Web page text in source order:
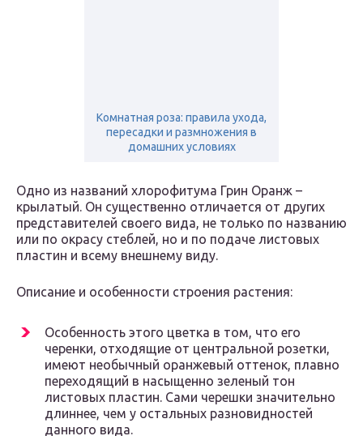
Комнатная роза: правила ухода,
пересадки и размножения в
домашних условиях
Одно из названий хлорофитума Грин Оранж –
крылатый. Он существенно отличается от других
представителей своего вида, не только по названию
или по окрасу стеблей, но и по подаче листовых
пластин и всему внешнему виду.
Описание и особенности строения растения:
Особенность этого цветка в том, что его
черенки, отходящие от центральной розетки,
имеют необычный оранжевый оттенок, плавно
переходящий в насыщенно зеленый тон
листовых пластин. Сами черешки значительно
длиннее, чем у остальных разновидностей
данного вида.